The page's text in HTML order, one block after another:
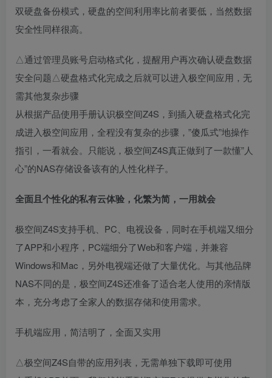
双硬盘备份模式，硬盘的空间利用率比前者要低，当然数据
安全性同样很高。
△通过管理员账号启动格式化，提醒用户再次确认硬盘数据
安全问题△硬盘格式化完成之后就可以进入极空间应用，无
需其他复杂步骤
从根据产品使用手册认识极空间Z4S，到插入硬盘格式化完
成进入极空间应用，全程没有复杂的步骤，”傻瓜式”地操作
指引，一看就会。只能说，极空间Z4S真正做到了一款懂”人
心”的NAS存储设备该有的人性化样子。
全面且个性化的私有云体验，化繁为简，一用就会
极空间Z4S支持手机、PC、电视设备，同时在手机端又细分
了APP和小程序，PC端细分了Web和客户端，并兼容
Windows和Mac，另外电视端还做了大量优化。与其他品牌
NAS不同的是，极空间Z4S还准备了适合老人使用的亲情版
本，充分考虑了全家人的数据存储和使用需求。
手机端应用，简洁明了，全面又实用
△极空间Z4S自带的应用列表，无需单独下载即可使用